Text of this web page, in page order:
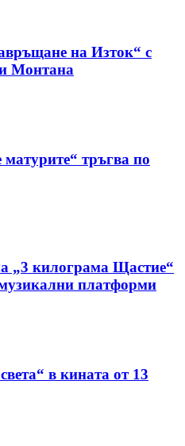
на Изток“ с
Монтана
тръгва по
„3 килограма Щастие“
платформи
в кината от 13